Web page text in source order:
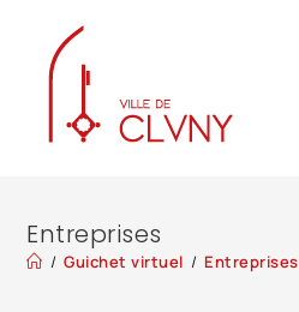
Entreprises
/ Guichet virtuel / Entreprises